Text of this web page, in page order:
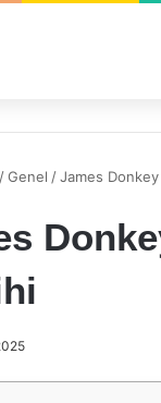
/Genel /James Donkey